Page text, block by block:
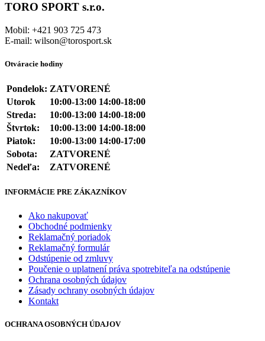
TORO SPORT s.r.o.
Mobil: +421 903 725 473
E-mail: wilson@torosport.sk
Otváracie hodiny
Pondelok: ZATVORENÉ
Utorok
10:00-13:00 14:00-18:00
Streda:
10:00-13:00 14:00-18:00
Štvrtok:
10:00-13:00 14:00-18:00
Piatok:
10:00-13:00 14:00-17:00
Sobota:
ZATVORENÉ
Nedeľa:
ZATVORENÉ
INFORMÁCIE PRE ZÁKAZNÍKOV
Ako nakupovať
Obchodné podmienky
Reklamačný poriadok
Reklamačný formulár
Odstúpenie od zmluvy
Poučenie o uplatnení práva spotrebiteľa na odstúpenie
Ochrana osobných údajov
Zásady ochrany osobných údajov
Kontakt
OCHRANA OSOBNÝCH ÚDAJOV